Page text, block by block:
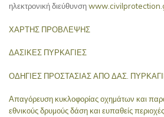
ηλεκτρονική διεύθυνση
ΧΑΡΤΗΣ ΠΡΟΒΛΕΨΗΣ
ΔΑΣΙΚΕΣ ΠΥΡΚΑΓΙΕΣ
ΟΔΗΓΙΕΣ ΠΡΟΣΤΑΣΙΑΣ ΑΠΟ ΔΑΣ.
Απαγόρευση κυκλοφορίας οχηµάτων και
εθνικούς δρυµούς δάση και ευπαθείς